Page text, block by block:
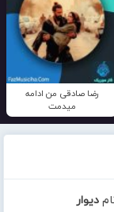
رضا صادقی من ادامه
میدمت
دیوار